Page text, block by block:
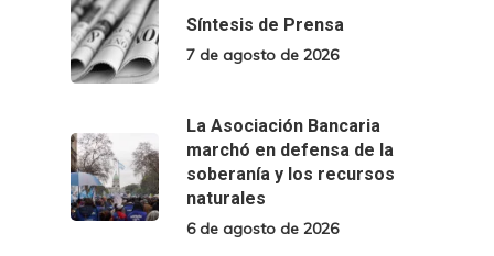
Síntesis de Prensa
7 de agosto de 2026
La Asociación Bancaria
marchó en defensa de la
soberanía y los recursos
naturales
6 de agosto de 2026